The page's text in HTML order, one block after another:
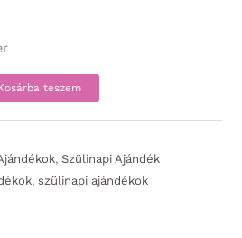
teszem
,Szülinapi Ajándék
,szülinapi ajándékok